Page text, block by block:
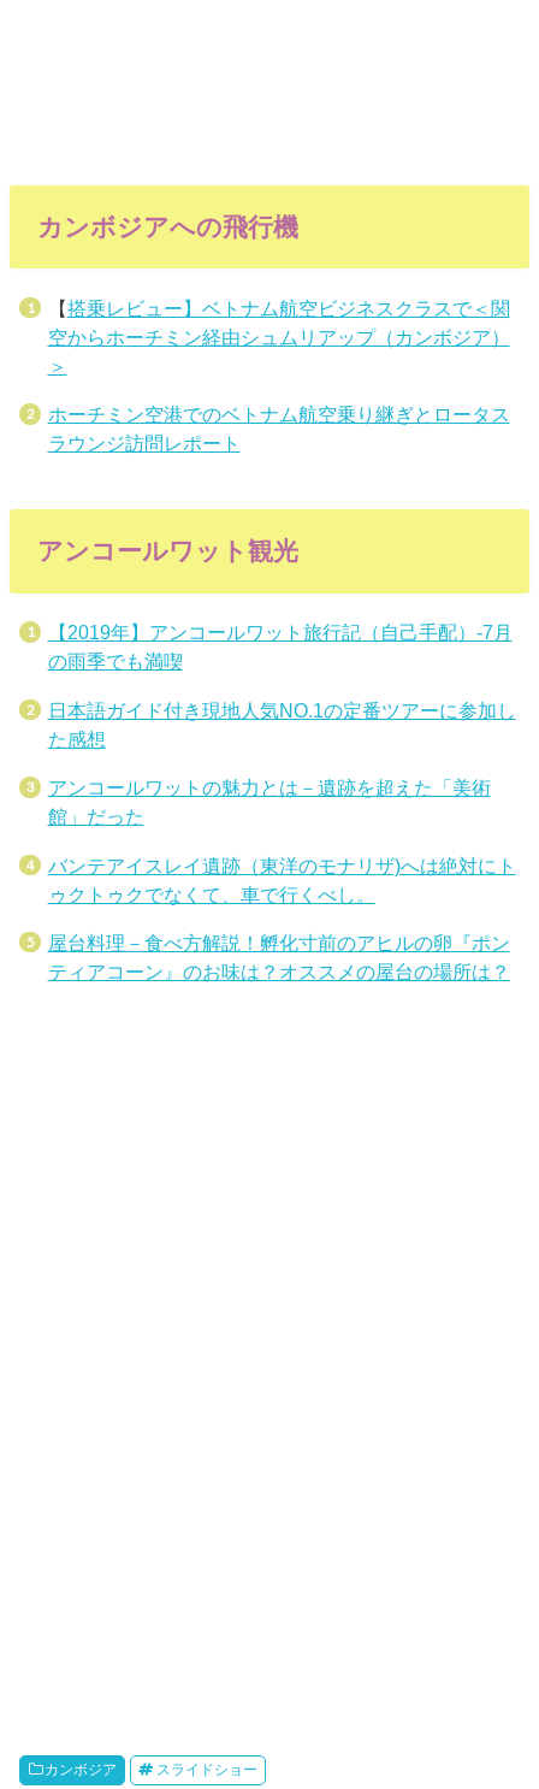
カンボジアへの飛行機
【搭乗レビュー】ベトナム航空ビジネスクラスで＜関
空からホーチミン経由シュムリアップ（カンボジア）
＞
ホーチミン空港でのベトナム航空乗り継ぎとロータス
ラウンジ訪問レポート
アンコールワット観光
【2019年】アンコールワット旅行記（自己手配）-7月
の雨季でも満喫
日本語ガイド付き現地人気NO.1の定番ツアーに参加し
た感想
アンコールワットの魅力とは－遺跡を超えた「美術
館」だった
バンテアイスレイ遺跡（東洋のモナリザ)へは絶対にト
ゥクトゥクでなくて、車で行くべし。
屋台料理－食べ方解説！孵化寸前のアヒルの卵『ポン
ティアコーン』のお味は？オススメの屋台の場所は？
カンボジア スライドショー